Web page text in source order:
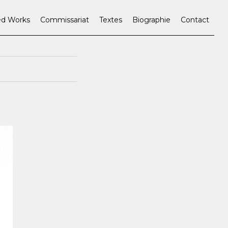
Works Commissariat Textes Biographie Contact